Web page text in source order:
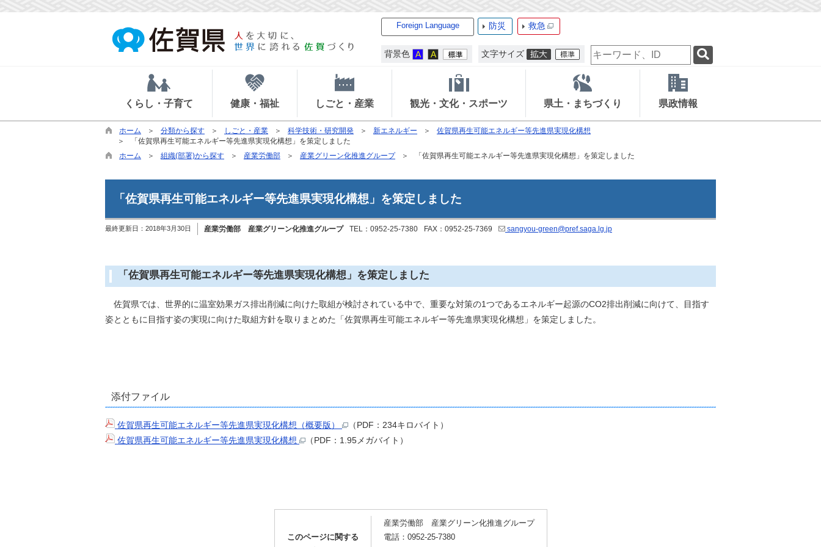
Foreign Language 防災 救急
背景色 文字サイズ
検
索
ー
ー
ド
くらし・子育て 健康・福祉 しごと・産業 観光・文化・スポーツ 県土・まちづくり 県政情報
ホーム 分類から探す しごと・産業 科学技術・研究開発 新エネルギー
佐賀県再生可能エネルギー等先進県実現化構想
「佐賀県再生可能エネルギー等先進県実現化構想」を策定しました
ホーム
組織(部署)から探す 産業労働部 産業グリーン化推進グループ 「佐賀県再生可能エネルギー等先進県実現化構想」を策定しました
「佐賀県再生可能エネルギー等先進県実現化構想」を策定しました
最終更新日： 2018年3月30日 産業労働部 産業グリーン化推進グループ TEL：0952-25-7380 FAX：0952-25-7369 sangyou-green@pref.saga.lg.jp
「佐賀県再生可能エネルギー等先進県実現化構想」を策定しました
佐賀県では、世界的に温室効果ガス排出削減に向けた取組が検討されている中で、重要な対策の1つであるエネルギー起源のCO2排出削減に向けて、目指す
姿とともに目指す姿の実現に向けた取組方針を取りまとめた「佐賀県再生可能エネルギー等先進県実現化構想」を策定しました。
添付ファイル
佐賀県再生可能エネルギー等先進県実現化構想（概要版）
（PDF：234キロバイト）
佐賀県再生可能エネルギー等先進県実現化構想
（PDF：1.95メガバイト）
このページに関する
産業労働部 産業グリーン化推進グループ
電話：0952-25-7380